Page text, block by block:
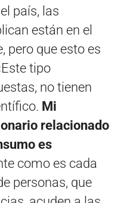
país, las
están en el
pero que esto es
tipo
no tienen
Mi
relacionado
es
como es cada
personas, que